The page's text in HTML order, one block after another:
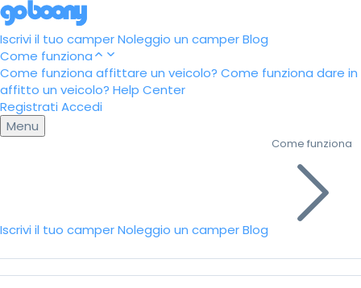
Iscrivi il tuo camperNoleggio un camperBlog
Come funziona
Come funziona affittare un veicolo? Come funziona dare in
affitto un veicolo? Help Center
Registrati Accedi
Menu
Iscrivi il tuo camperNoleggio un camperBlog
Come funziona